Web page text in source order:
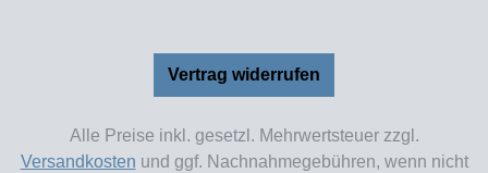
Vertrag widerrufen
Alle Preise inkl. gesetzl. Mehrwertsteuer zzgl.
Versandkosten und ggf. Nachnahmegebühren, wenn nicht